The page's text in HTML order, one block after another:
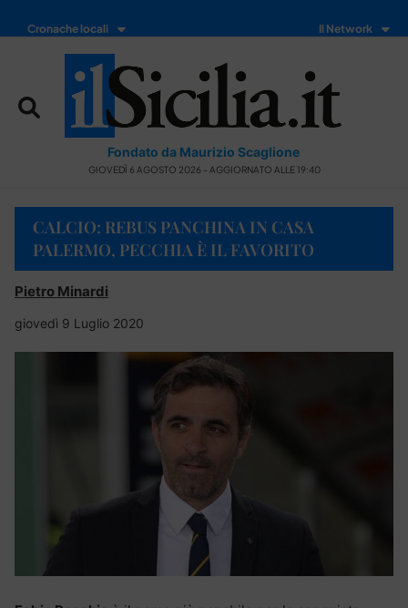
Cronache locali Il Network
Fondato da Maurizio Scaglione
GIOVEDÌ 6 AGOSTO 2026 - AGGIORNATO ALLE 19:40
CALCIO: REBUS PANCHINA IN CASA
PALERMO, PECCHIA È IL FAVORITO
Pietro Minardi
giovedì 9 Luglio 2020